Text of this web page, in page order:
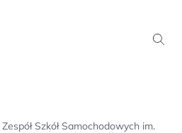
Zespół Szkół Samochodowych im.